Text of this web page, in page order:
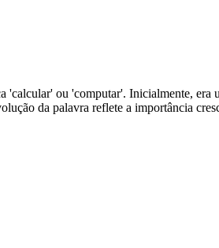
ou 'computar'. Inicialmente,
da palavra reflete a importância